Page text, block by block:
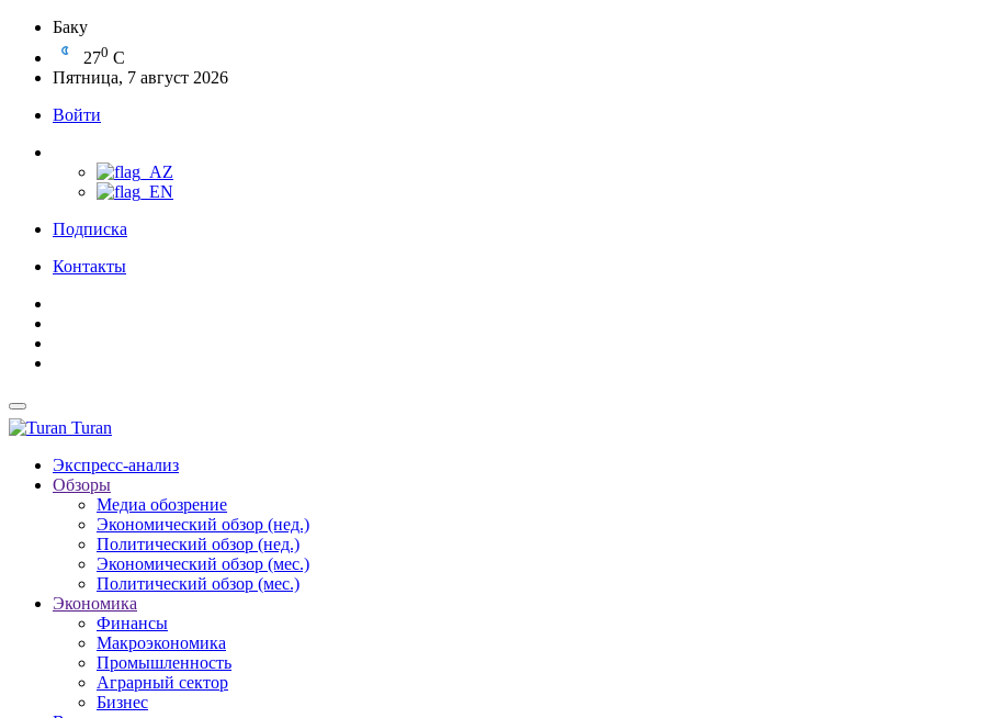
Баку
270 C
Пятница, 7 август 2026
Войти
Подписка
Контакты
Turan
Экспресс-анализ
Обзоры
Медиа обозрение
Экономический обзор (нед.)
Политический обзор (нед.)
Экономический обзор (мес.)
Политический обзор (мес.)
Экономика
Финансы
Макроэкономика
Промышленность
Аграрный сектор
Бизнес